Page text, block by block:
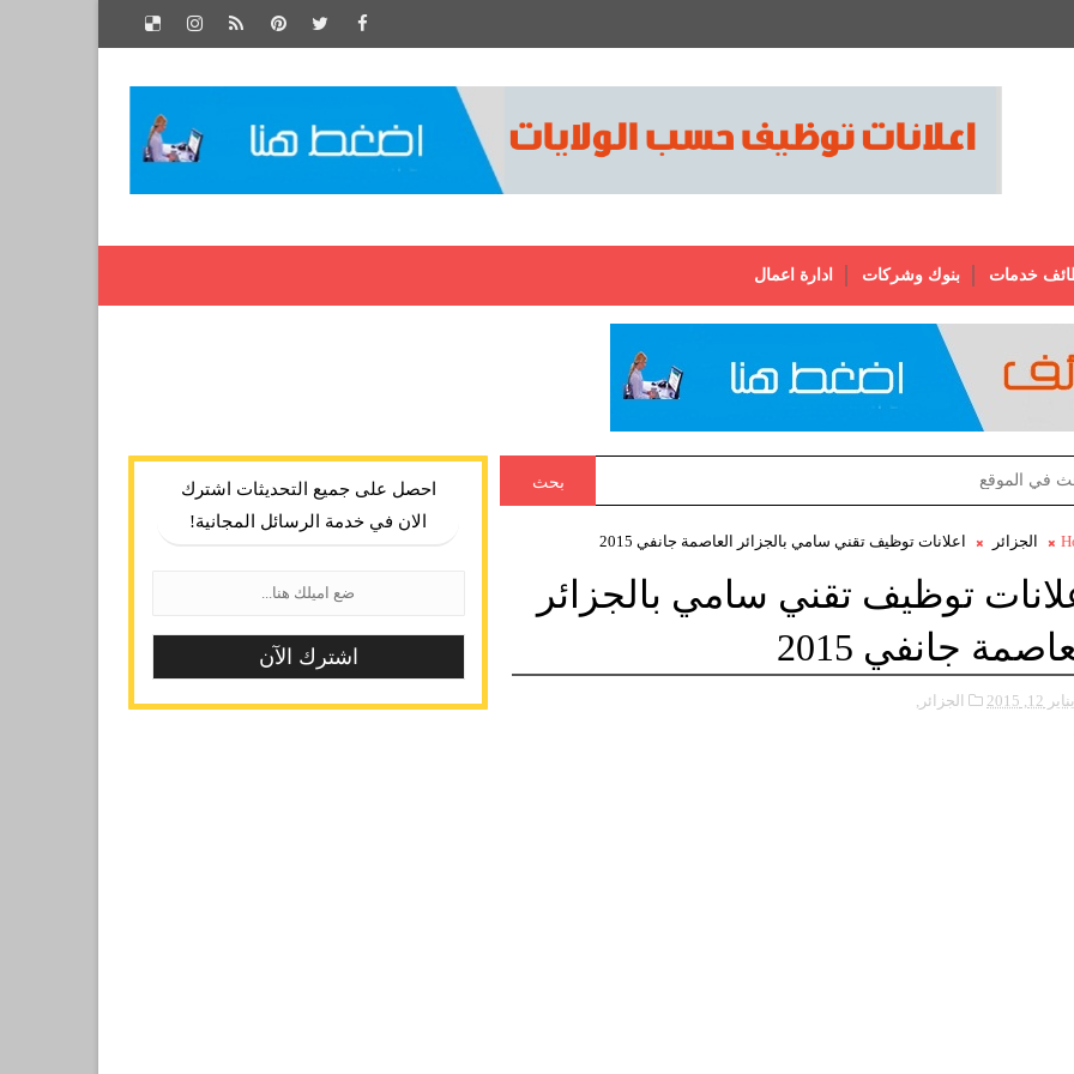
خدمات بنوك وشركات ادارة اعمال
بحث
الجزائر اعلانات توظيف تقني سامي بالجزائر العاصمة جانفي 2015
توظيف تقني سامي بالجزائر
جانفي 2015
يناير 12, 2015 الجزائر,
احصل على جميع التحديثات اشترك
الان في خدمة الرسائل المجانية!